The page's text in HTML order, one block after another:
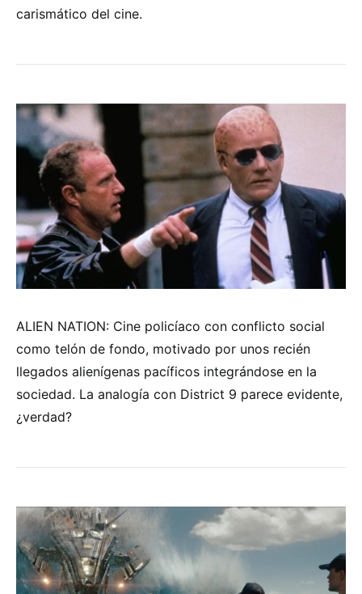
carismático del cine.
ALIEN NATION: Cine policíaco con conflicto social
como telón de fondo, motivado por unos recién
llegados alienígenas pacíficos integrándose en la
sociedad. La analogía con District 9 parece evidente,
¿verdad?